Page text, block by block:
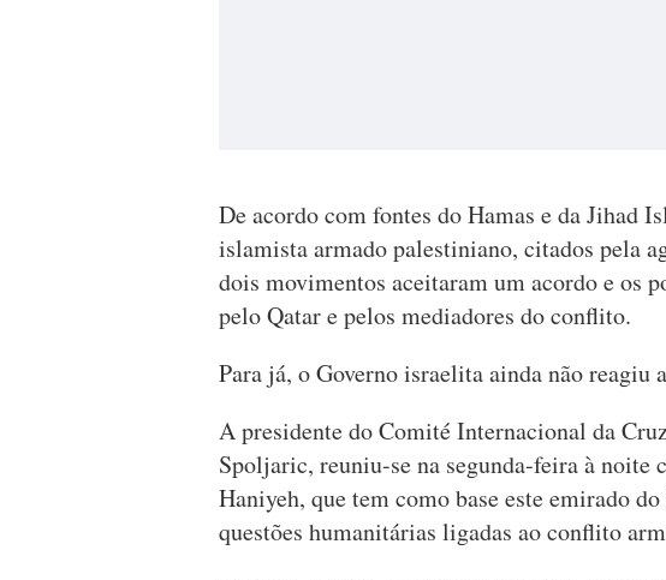
De acordo com fontes do Hamas e da Jihad
islamista armado palestiniano, citados pela
dois movimentos aceitaram um acordo e os
pelo Qatar e pelos mediadores do conflito.
Para já, o Governo israelita ainda não reagiu
A presidente do Comité Internacional da
Spoljaric, reuniu-se na segunda-feira à noite
Haniyeh, que tem como base este emirado
questões humanitárias ligadas ao conflito